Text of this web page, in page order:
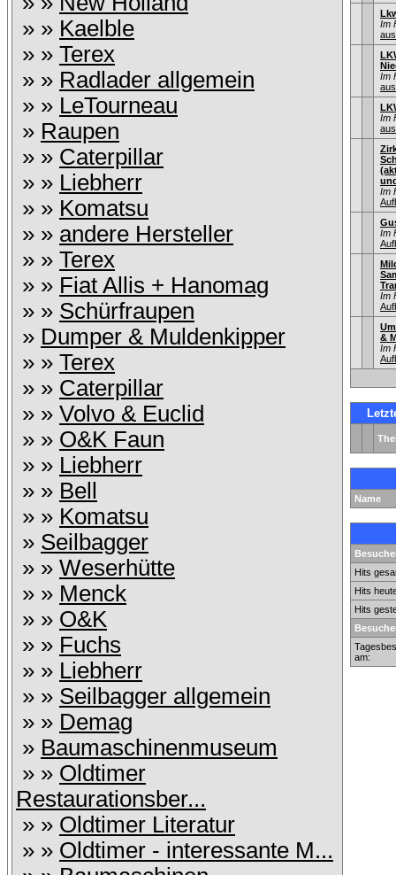
» » Kaelble
» » Terex
» » Radlader allgemein
» » LeTourneau
» Raupen
» » Caterpillar
» » Liebherr
» » Komatsu
» » andere Hersteller
» » Terex
» » Fiat Allis + Hanomag
» » Schürfraupen
» Dumper & Muldenkipper
» » Terex
» » Caterpillar
» » Volvo & Euclid
» » O&K Faun
» » Liebherr
» » Bell
» » Komatsu
» Seilbagger
» » Weserhütte
» » Menck
» » O&K
» » Fuchs
» » Liebherr
» » Seilbagger allgemein
» » Demag
» Baumaschinenmuseum
» » Oldtimer
Restaurationsber...
» » Oldtimer Literatur
» » Oldtimer - interessante M...
Im
Im
Im
Im
Im
Im
&
Im
Name
Hits
Hits
Hits
am: